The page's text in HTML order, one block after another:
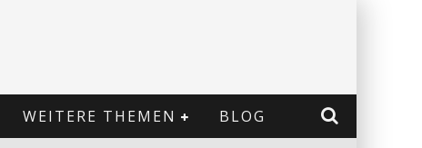
WEITERE THEMEN BLOG